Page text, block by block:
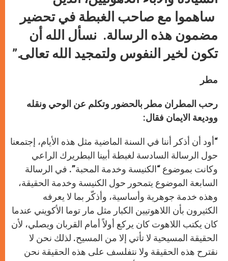
ساهموا مع صاحب الغبطة في تحضير
مضمون هذه الرسالة. نسأل الله أن
تكون لخير النفوس ولتمجيد الله تعالى.”
مطر
رحب المطران مطر بالحضور وتكلم عن الوحي ونقله
ووديعة الايمان فقال:
“أود أن أذكر أننا في السنة الماضية مثل هذه الأيام، إجتمعنا
حول الرسالة السادسة لغبطة أبينا البطريرك الراعي
وكانت بموضوع “الكنيسة وخدمة المحبة”. في الرسالة
السابعة الموضوع يتمحور حول الكنيسة وخدمة الحقيقة،
وهذه خدمة جوهرية وأساسية، وأذكّر بما لا يعرفه
الكثيرون بأن اللاهوتيين الكبار مثل مار توما الأكويني عندما
كان يكتب اللاهوت كان يركع أولاً أمام القربان ويصلي، لأن
الحقيقة المسيحية لا تأتي إلا من المسيح. لذلك نحن لا
نقترح هذه الحقيقة ولا نتفلسف على هذه الحقيقة نحن